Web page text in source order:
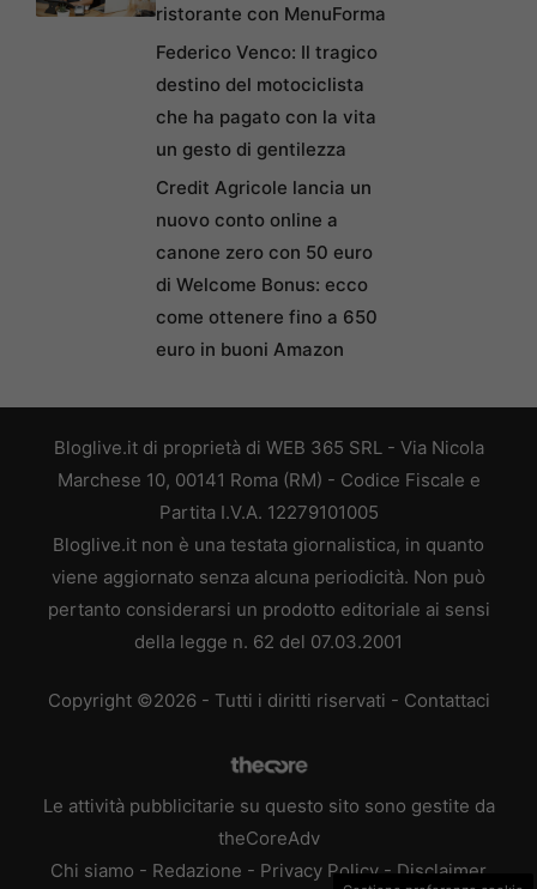
ristorante con MenuForma
Federico Venco: Il tragico
destino del motociclista
che ha pagato con la vita
un gesto di gentilezza
Credit Agricole lancia un
nuovo conto online a
canone zero con 50 euro
di Welcome Bonus: ecco
come ottenere fino a 650
euro in buoni Amazon
Bloglive.it di proprietà di WEB 365 SRL - Via Nicola
Marchese 10, 00141 Roma (RM) - Codice Fiscale e
Partita I.V.A. 12279101005
Bloglive.it non è una testata giornalistica, in quanto
viene aggiornato senza alcuna periodicità. Non può
pertanto considerarsi un prodotto editoriale ai sensi
della legge n. 62 del 07.03.2001
Copyright ©2026 - Tutti i diritti riservati - Contattaci
Le attività pubblicitarie su questo sito sono gestite da
theCoreAdv
Chi siamo - Redazione - Privacy Policy - Disclaimer